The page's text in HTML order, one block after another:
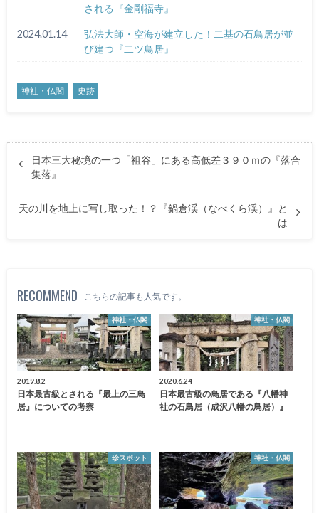
される『金剛福寺』
2024.01.14
弘法大師・空海が建立した！二基の石鳥居が並
び建つ『二ツ鳥居』
神社・仏閣 史跡
日本三大秘境の一つ「祖谷」にある高低差３９０ｍの『落合
集落』
天の川を地上に写し取った！？『鍋倉渓（なべくら渓）』と
は
RECOMMEND こちらの記事も人気です。
神社・仏閣
2019.8.2
日本最古級とされる『最上の三鳥
居』についての考察
神社・仏閣
2020.6.24
日本最古級の鳥居である『八幡神
社の石鳥居（成沢八幡の鳥居）』
珍スポット 神社・仏閣